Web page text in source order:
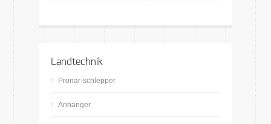
Landtechnik
Pronar-schlepper
Anhänger